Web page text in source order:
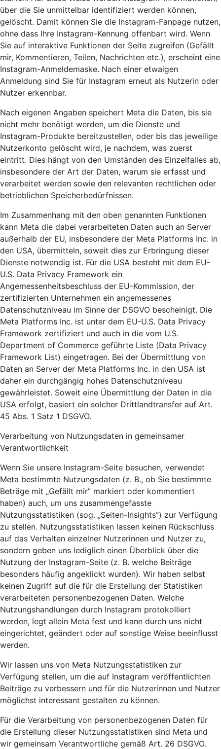
über die Sie unmittelbar identifiziert werden können,
gelöscht. Damit können Sie die Instagram-Fanpage nutzen,
ohne dass Ihre Instagram-Kennung offenbart wird. Wenn
Sie auf interaktive Funktionen der Seite zugreifen (Gefällt
mir, Kommentieren, Teilen, Nachrichten etc.), erscheint eine
Instagram-Anmeldemaske. Nach einer etwaigen
Anmeldung sind Sie für Instagram erneut als Nutzerin oder
Nutzer erkennbar.
Nach eigenen Angaben speichert Meta die Daten, bis sie
nicht mehr benötigt werden, um die Dienste und
Instagram-Produkte bereitzustellen, oder bis das jeweilige
Nutzerkonto gelöscht wird, je nachdem, was zuerst
eintritt. Dies hängt von den Umständen des Einzelfalles ab,
insbesondere der Art der Daten, warum sie erfasst und
verarbeitet werden sowie den relevanten rechtlichen oder
betrieblichen Speicherbedürfnissen.
Im Zusammenhang mit den oben genannten Funktionen
kann Meta die dabei verarbeiteten Daten auch an Server
außerhalb der EU, insbesondere der Meta Platforms Inc. in
den USA, übermitteln, soweit dies zur Erbringung dieser
Dienste notwendig ist. Für die USA besteht mit dem EU-
U.S. Data Privacy Framework ein
Angemessenheitsbeschluss der EU-Kommission, der
zertifizierten Unternehmen ein angemessenes
Datenschutzniveau im Sinne der DSGVO bescheinigt. Die
Meta Platforms Inc. ist unter dem EU-U.S. Data Privacy
Framework zertifiziert und auch in die vom U.S.
Department of Commerce geführte Liste (Data Privacy
Framework List) eingetragen. Bei der Übermittlung von
Daten an Server der Meta Platforms Inc. in den USA ist
daher ein durchgängig hohes Datenschutzniveau
gewährleistet. Soweit eine Übermittlung der Daten in die
USA erfolgt, basiert ein solcher Drittlandtransfer auf Art.
45 Abs. 1 Satz 1 DSGVO.
Verarbeitung von Nutzungsdaten in gemeinsamer
Verantwortlichkeit
Wenn Sie unsere Instagram-Seite besuchen, verwendet
Meta bestimmte Nutzungsdaten (z. B., ob Sie bestimmte
Beträge mit „Gefällt mir” markiert oder kommentiert
haben) auch, um uns zusammengefasste
Nutzungsstatistiken (sog. „Seiten-Insights”) zur Verfügung
zu stellen. Nutzungsstatistiken lassen keinen Rückschluss
auf das Verhalten einzelner Nutzerinnen und Nutzer zu,
sondern geben uns lediglich einen Überblick über die
Nutzung der Instagram-Seite (z. B. welche Beiträge
besonders häufig angeklickt wurden). Wir haben selbst
keinen Zugriff auf die für die Erstellung der Statistiken
verarbeiteten personenbezogenen Daten. Welche
Nutzungshandlungen durch Instagram protokolliert
werden, legt allein Meta fest und kann durch uns nicht
eingerichtet, geändert oder auf sonstige Weise beeinflusst
werden.
Wir lassen uns von Meta Nutzungsstatistiken zur
Verfügung stellen, um die auf Instagram veröffentlichten
Beiträge zu verbessern und für die Nutzerinnen und Nutzer
möglichst interessant gestalten zu können.
Für die Verarbeitung von personenbezogenen Daten für
die Erstellung dieser Nutzungsstatistiken sind Meta und
wir gemeinsam Verantwortliche gemäß Art. 26 DSGVO.